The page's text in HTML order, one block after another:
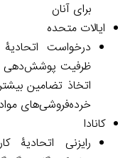
برای آنان
ایالات متحده
درخواست
اتخاذ تضامین
خرده‌فروشی‌های
کانادا
رایزنی اتحادیۀ